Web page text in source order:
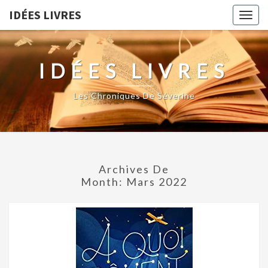
IDÉES LIVRES
IDÉES LIVRES
Les Chroniques De Séverine
Archives De
Month: Mars 2022